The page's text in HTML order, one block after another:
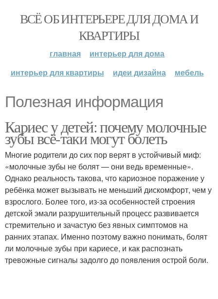
ВСЁ ОБ ИНТЕРЬЕРЕ ДЛЯ ДОМА И
КВАРТИРЫ
главная
интерьер для дома
интерьер для квартиры
идеи дизайна мебель
Полезная информация
Кариес у детей: почему молочные
зубы всё-таки могут болеть
Многие родители до сих пор верят в устойчивый миф:
«молочные зубы не болят — они ведь временные».
Однако реальность такова, что кариозное поражение у
ребёнка может вызывать не меньший дискомфорт, чем у
взрослого. Более того, из-за особенностей строения
детской эмали разрушительный процесс развивается
стремительно и зачастую без явных симптомов на
ранних этапах. Именно поэтому важно понимать, болят
ли молочные зубы при кариесе, и как распознать
тревожные сигналы задолго до появления острой боли.